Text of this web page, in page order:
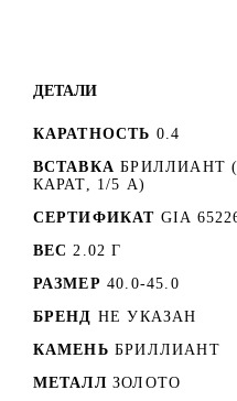
ДЕТАЛИ
КАРАТНОСТЬ 0.4
ВСТАВКА БРИЛЛИАНТ
КАРАТ, 1/5 А)
СЕРТИФИКАТ GIA
ВЕС 2.02 Г
РАЗМЕР 40.0-45.0
БРЕНД НЕ УКАЗАН
КАМЕНЬ БРИЛЛИАНТ
МЕТАЛЛ ЗОЛОТО